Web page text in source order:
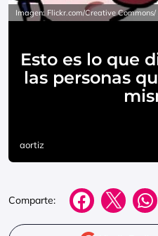
Imagen: Flickr.com/Creative Commons/
Esto es lo que
las personas
aortiz
Comparte: